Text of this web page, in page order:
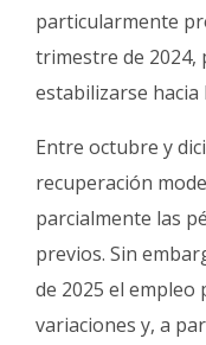
particularmente
trimestre de 2024,
estabilizarse hacia
Entre octubre y
recuperación
parcialmente las
previos. Sin
de 2025 el empleo
variaciones y, a